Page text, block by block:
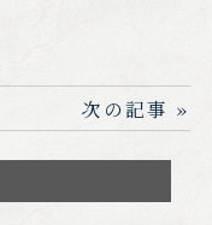
次の記事 »